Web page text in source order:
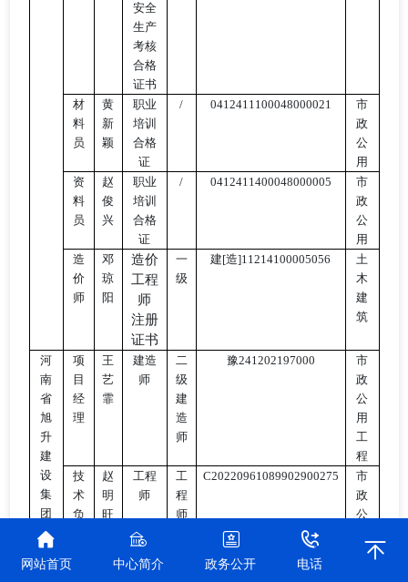
安全
生产
考核
合格
证书
材
料
员
黄
新
颖
职业
培训
合格
证
/ 0412411100048000021
市
政
公
用
资
料
员
赵
俊
兴
职业
培训
合格
证
/ 0412411400048000005
市
政
公
用
造
价
师
邓
琼
阳
造价
工程
师
注册
证书
一
级
建[造]11214100005056
土
木
建
筑
河
南
省
旭
升
建
设
集
团
有
限
公
项
目
经
理
王
艺
霏
建造
师
二
级
建
造
师
豫241202197000
市
政
公
用
工
程
技
术
负
赵
明
旺
工程
师
工
程
师
C20220961089902900275
市
政
公
工
网站首页 中心简介 政务公开 电话